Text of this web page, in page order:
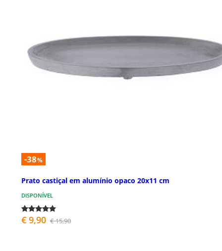
-38%
Prato castiçal em alumínio opaco 20x11 cm
DISPONÍVEL
€ 9,90 € 15,90